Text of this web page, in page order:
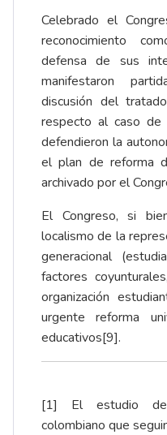
Celebrado el
reconocimiento
defensa de sus
manifestaron
discusión del
respecto al caso de
defendieron la
el plan de reforma
archivado por el
El Congreso, si
localismo de la
generacional
factores
organización
urgente reforma
educativos[9].
[1] El estudio del
colombiano que